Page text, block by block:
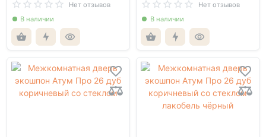
Нет отзывов
В наличии
Нет отзывов
В наличии